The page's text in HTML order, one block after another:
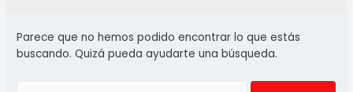
Parece que no hemos podido encontrar lo que estás
buscando. Quizá pueda ayudarte una búsqueda.